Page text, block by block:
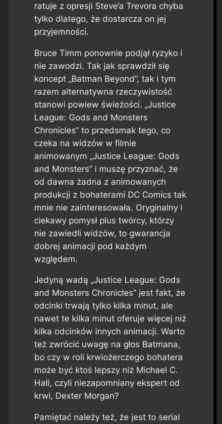
ratuje z opresji Steve’a Trevora chyba
tylko dlatego, że dostarcza on jej
przyjemności.
Bruce Timm ponownie podjął ryzyko i
nie zawodzi. Tak jak sprawdził się
koncept „Batman Beyond”, tak i tym
razem alternatywna rzeczywistość
stanowi powiew świeżości. „Justice
League: Gods and Monsters
Chronicles” to przedsmak tego, co
czeka na widzów w filmie
animowanym „Justice League: Gods
and Monsters” i muszę przyznać, że
od dawna żadna z animowanych
produkcji z bohaterami DC Comics tak
mnie nie zainteresowała. Oryginalny i
ciekawy pomysł plus twórcy, którzy
nie zawiedli widzów, to gwarancja
dobrej animacji pod każdym
względem.
Jedyną wadą „Justice League: Gods
and Monsters Chronicles” jest fakt, że
odcinki trwają tylko kilka minut, ale
nawet te kilka minut oferuje więcej niż
kilka odcinków innych animacji. Warto
też zwrócić uwagę na głos Batmana,
bo czy w roli krwiożerczego bohatera
może być ktoś lepszy niż Michael C.
Hall, czyli niezapomniany ekspert od
krwi, Dexter Morgan?
Pamiętać należy też, że jest to serial